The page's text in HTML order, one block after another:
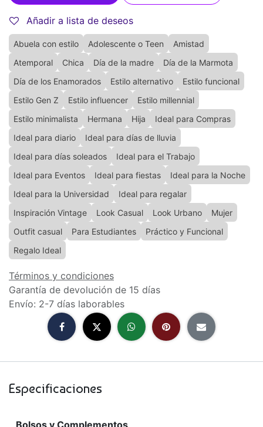
Añadir a lista de deseos
Abuela con estilo Adolescente o Teen
Amistad
Atemporal
Chica Día de la madre
Día de la Marmota
Día de los Enamorados
Estilo alternativo
Estilo funcional
Estilo Gen Z
Estilo influencer
Estilo millennial
Estilo minimalista
Hermana Hija
Ideal para Compras
Ideal para diario
Ideal para días de lluvia
Ideal para días soleados
Ideal para el Trabajo
Ideal para Eventos
Ideal para fiestas
Ideal para la Noche
Ideal para la Universidad
Ideal para regalar
Inspiración Vintage
Look Casual Look Urbano
Mujer
Outfit casual
Para Estudiantes
Práctico y Funcional
Regalo Ideal
Términos y condiciones
Garantía de devolución de 15 días
Envío: 2-7 días laborables
Especificaciones